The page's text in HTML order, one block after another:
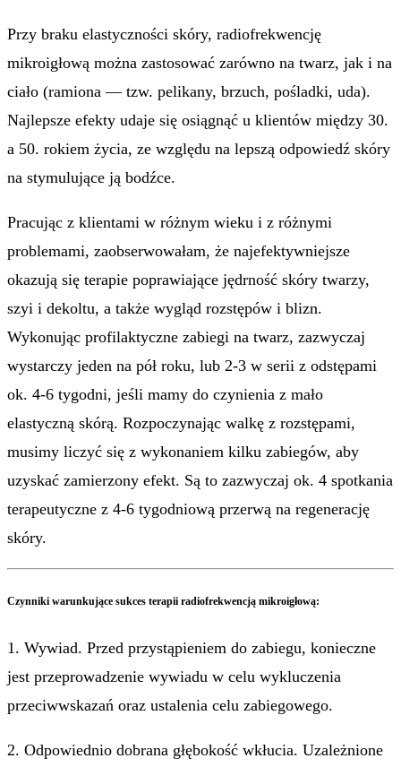
Przy braku elastyczności skóry, radiofrekwencję
mikroigłową można zastosować zarówno na twarz, jak i na
ciało (ramiona — tzw. pelikany, brzuch, pośladki, uda).
Najlepsze efekty udaje się osiągnąć u klientów między 30.
a 50. rokiem życia, ze względu na lepszą odpowiedź skóry
na stymulujące ją bodźce.
Pracując z klientami w różnym wieku i z różnymi
problemami, zaobserwowałam, że najefektywniejsze
okazują się terapie poprawiające jędrność skóry twarzy,
szyi i dekoltu, a także wygląd rozstępów i blizn.
Wykonując profilaktyczne zabiegi na twarz, zazwyczaj
wystarczy jeden na pół roku, lub 2-3 w serii z odstępami
ok. 4-6 tygodni, jeśli mamy do czynienia z mało
elastyczną skórą. Rozpoczynając walkę z rozstępami,
musimy liczyć się z wykonaniem kilku zabiegów, aby
uzyskać zamierzony efekt. Są to zazwyczaj ok. 4 spotkania
terapeutyczne z 4-6 tygodniową przerwą na regenerację
skóry.
Czynniki warunkujące sukces terapii radiofrekwencją mikroigłową:
1. Wywiad. Przed przystąpieniem do zabiegu, konieczne
jest przeprowadzenie wywiadu w celu wykluczenia
przeciwwskazań oraz ustalenia celu zabiegowego.
2. Odpowiednio dobrana głębokość wkłucia. Uzależnione